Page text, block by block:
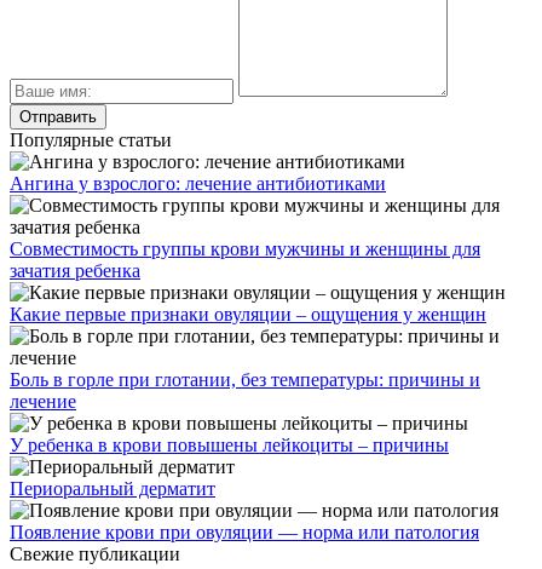
Популярные статьи
Ангина у взрослого: лечение антибиотиками
Совместимость группы крови мужчины и женщины для
зачатия ребенка
Какие первые признаки овуляции – ощущения у женщин
Боль в горле при глотании, без температуры: причины и
лечение
У ребенка в крови повышены лейкоциты – причины
Периоральный дерматит
Появление крови при овуляции — норма или патология
Свежие публикации